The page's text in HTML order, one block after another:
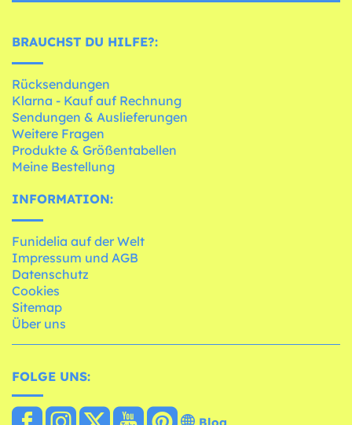
BRAUCHST DU HILFE?:
Rücksendungen
Klarna - Kauf auf Rechnung
Sendungen & Auslieferungen
Weitere Fragen
Produkte & Größentabellen
Meine Bestellung
INFORMATION:
Funidelia auf der Welt
Impressum und AGB
Datenschutz
Cookies
Sitemap
Über uns
FOLGE UNS: